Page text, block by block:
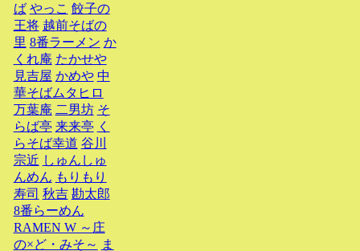
ば やっこ 餃子の
王将 越前そばの
里 8番ラーメン か
くれ庵 たかせや
見吉屋 かめや 中
華そばムタヒロ
万葉庵 二男坊 そ
らば亭 来来亭 く
らそば幸道 谷川
宗近 しゅんしゅ
んめん もりもり
寿司 秋吉 勘太郎
8番らーめん
RAMEN W ～庄
の×ど・みそ～ ま